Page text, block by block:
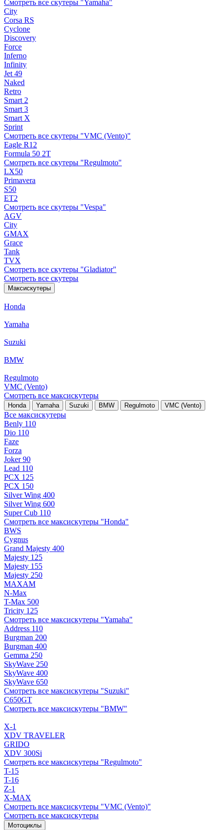
Смотреть все скутеры "Yamaha"
City
Corsa RS
Cyclone
Discovery
Force
Inferno
Infinity
Jet 49
Naked
Retro
Smart 2
Smart 3
Smart X
Sprint
Смотреть все скутеры "VMC (Vento)"
Eagle R12
Formula 50 2Т
Смотреть все скутеры "Regulmoto"
LX50
Primavera
S50
ET2
Смотреть все скутеры "Vespa"
AGV
City
GMAX
Grace
Tank
TVX
Смотреть все скутеры "Gladiator"
Смотреть все скутеры
Максискутеры
Honda
Yamaha
Suzuki
BMW
Regulmoto
VMC (Vento)
Смотреть все максискутеры
Honda Yamaha Suzuki BMW Regulmoto VMC (Vento)
Все максискутеры
Benly 110
Dio 110
Faze
Forza
Joker 90
Lead 110
PCX 125
PCX 150
Silver Wing 400
Silver Wing 600
Super Cub 110
Смотреть все максискутеры "Honda"
BWS
Cygnus
Grand Majesty 400
Majesty 125
Majesty 155
Majesty 250
MAXAM
N-Max
T-Max 500
Tricity 125
Смотреть все максискутеры "Yamaha"
Address 110
Burgman 200
Burgman 400
Gemma 250
SkyWave 250
SkyWave 400
SkyWave 650
Смотреть все максискутеры "Suzuki"
C650GT
Смотреть все максискутеры "BMW"
X-1
XDV TRAVELER
GRIDO
XDV 300Si
Смотреть все максискутеры "Regulmoto"
T-15
T-16
Z-1
X-MAX
Смотреть все максискутеры "VMC (Vento)"
Смотреть все максискутеры
Мотоциклы